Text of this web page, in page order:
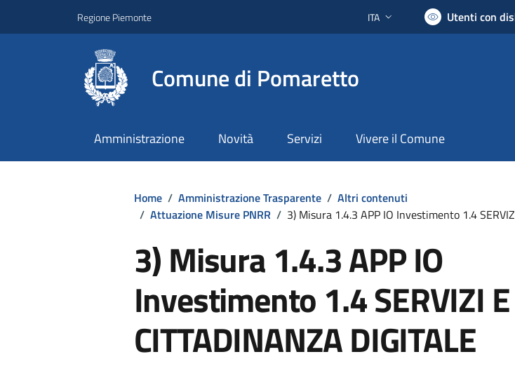
Regione Piemonte Lingua attiva:
ITA Utenti con
Comune di Pomaretto
Amministrazione Novità Servizi Vivere il Comune
Home / Amministrazione Trasparente / Altri contenuti
/ Attuazione Misure PNRR / 3) Misura 1.4.3 APP IO Investimento 1.4
3) Misura 1.4.3 APP IO
Investimento 1.4 SERVIZI E
CITTADINANZA DIGITALE